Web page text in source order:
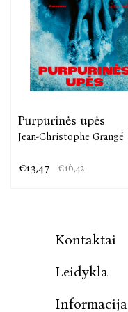
Purpurinės upės
Jean-Christophe Grangé
€13,47 €16,42
Kontaktai
Leidykla
Informacija